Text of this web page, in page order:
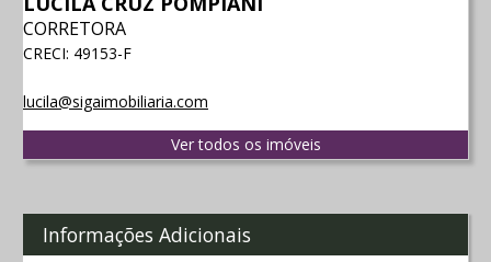
CORRETORA
CRECI: 49153-F
lucila@sigaimobiliaria.com
Ver todos os imóveis
Informações Adicionais